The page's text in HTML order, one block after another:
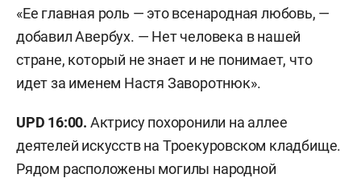
«Ее главная роль — это всенародная любовь, —
добавил Авербух. — Нет человека в нашей
стране, который не знает и не понимает, что
идет за именем Настя Заворотнюк».
UPD 16:00. Актрису похоронили на аллее
деятелей искусств на Троекуровском кладбище.
Рядом расположены могилы народной